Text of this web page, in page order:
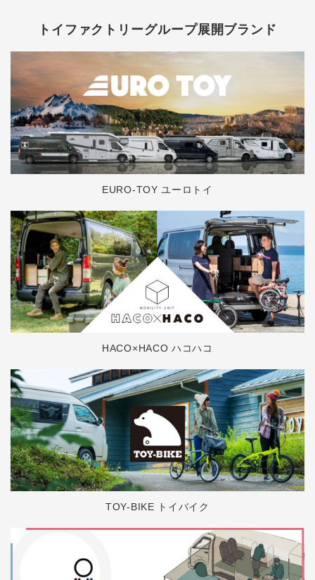
トイファクトリーグループ展開ブランド
EURO-TOY ユーロトイ
HACO×HACO ハコハコ
TOY-BIKE トイバイク